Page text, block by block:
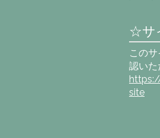
☆サ
この
認いた
site